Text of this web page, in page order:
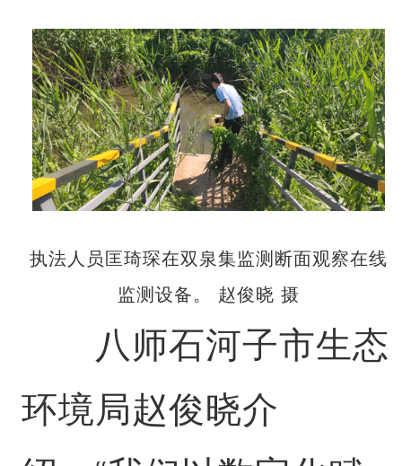
执法人员匡琦琛在双泉集监测断面观察在线
监测设备。 赵俊晓 摄
八师石河子市生态
环境局赵俊晓介